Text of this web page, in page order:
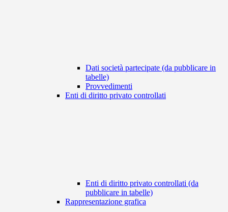
Dati società partecipate (da pubblicare in
tabelle)
Provvedimenti
Enti di diritto privato controllati
Enti di diritto privato controllati (da
pubblicare in tabelle)
Rappresentazione grafica